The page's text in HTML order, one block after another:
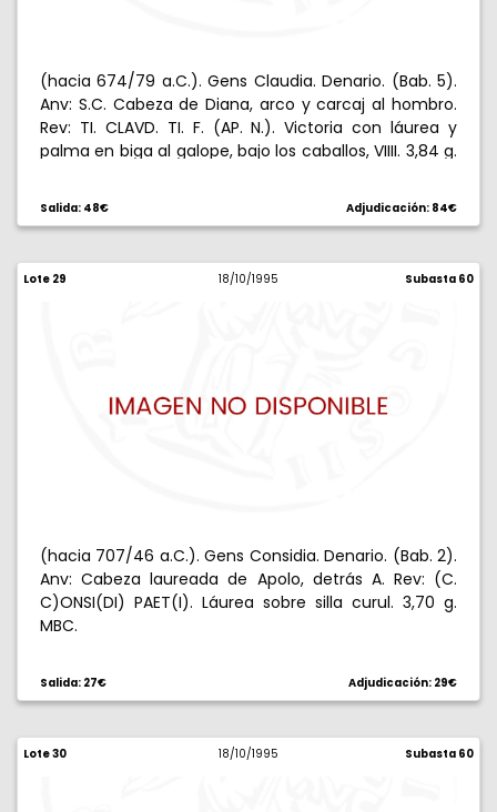
(hacia 674/79 a.C.). Gens Claudia. Denario. (Bab. 5).
Anv: S.C. Cabeza de Diana, arco y carcaj al hombro.
Rev: TI. CLAVD. TI. F. (AP. N.). Victoria con láurea y
palma en biga al galope, bajo los caballos, VIIII. 3,84 g.
Salida: 48€ Adjudicación: 84€
Lote 29 18/10/1995 Subasta 60
(hacia 707/46 a.C.). Gens Considia. Denario. (Bab. 2).
Anv: Cabeza laureada de Apolo, detrás A. Rev: (C.
C)ONSI(DI) PAET(I). Láurea sobre silla curul. 3,70 g.
MBC.
Salida: 27€ Adjudicación: 29€
Lote 30 18/10/1995 Subasta 60